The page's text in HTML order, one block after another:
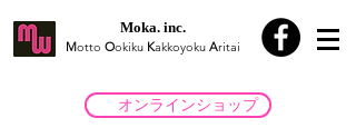
Moka. inc.
Motto Ookiku Kakkoyoku Aritai
オンラインショップ